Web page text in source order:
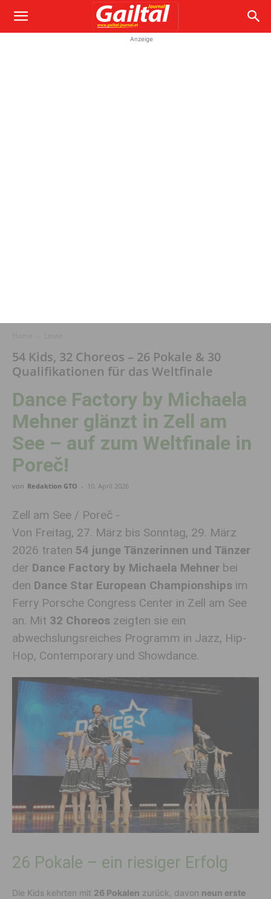
Anzeige
54 Kids, 32 Choreos – 26 Pokale & 30
Qualifikationen für das Weltfinale
Dance Factory by Michaela
Mehner glänzt in Zell am
See – auf zum Weltfinale in
Poreč!
von Redaktion GTO - 10. April 2026
Zell am See / Poreč -
Von Freitag, 27. März bis Sonntag, 29. März
2026 traten 54 junge Tänzerinnen und Tänzer
der Dance Factory by Michaela Mehner bei
den Dance Star European Championships im
Ferry Porsche Congress Center in Zell am See
an. Mit 32 Choreos zeigten sie ein
abwechslungsreiches Programm in Jazz, Hip-
Hop, Contemporary und Showdance.
26 Pokale – ein riesiger Erfolg
Die Kids kehrten mit 26 Pokalen zurück, davon neun erste